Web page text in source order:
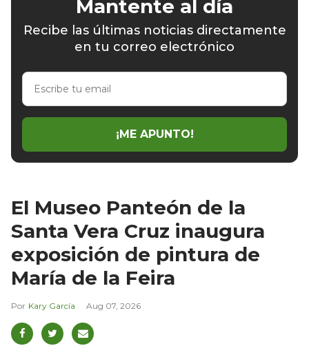
Mantente al día
Recibe las últimas noticias directamente
en tu correo electrónico
Escribe
email
¡ME APUNTO!
El Museo Panteón de la
Santa Vera Cruz inaugura
exposición de pintura de
María de la Feira
Kary García Aug 07, 2026